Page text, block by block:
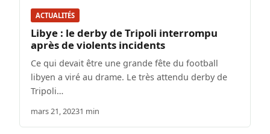
ACTUALITÉS
Libye : le derby de Tripoli interrompu
après de violents incidents
Ce qui devait être une grande fête du football
libyen a viré au drame. Le très attendu derby de
Tripoli…
mars 21, 20231 min